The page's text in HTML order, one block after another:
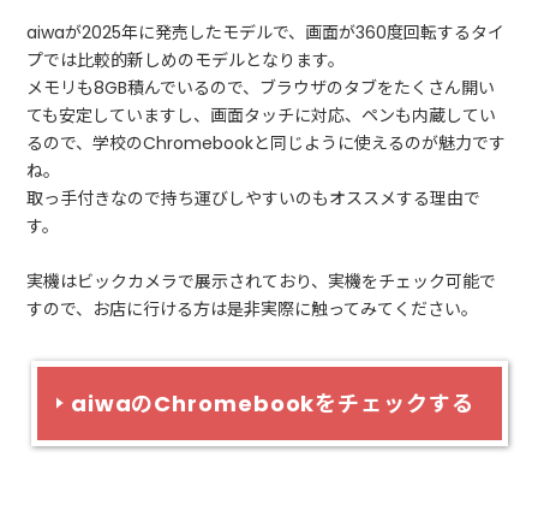
aiwaが2025年に発売したモデルで、画面が360度回転するタイ
プでは比較的新しめのモデルとなります。
メモリも8GB積んでいるので、ブラウザのタブをたくさん開い
ても安定していますし、画面タッチに対応、ペンも内蔵してい
るので、学校のChromebookと同じように使えるのが魅力です
ね。
取っ手付きなので持ち運びしやすいのもオススメする理由で
す。
実機はビックカメラで展示されており、実機をチェック可能で
すので、お店に行ける方は是非実際に触ってみてください。
aiwaのChromebookをチェックする